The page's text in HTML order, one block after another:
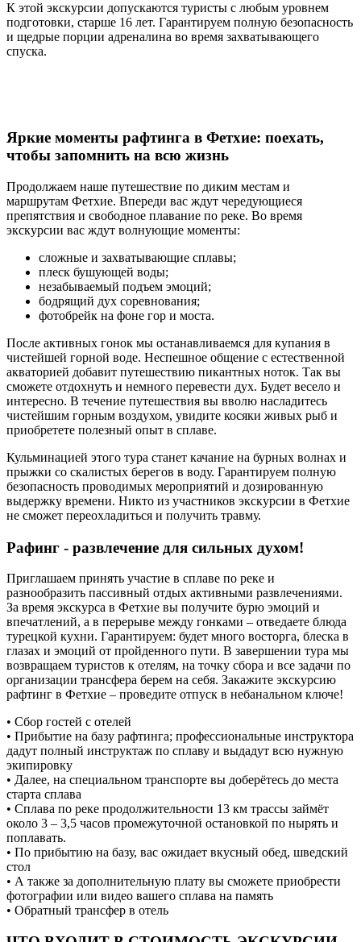
К этой экскурсии допускаются туристы с любым уровнем
подготовки, старше 16 лет. Гарантируем полную безопасность
и щедрые порции адреналина во время захватывающего
спуска.
Яркие моменты рафтинга в Фетхие: поехать,
чтобы запомнить на всю жизнь
Продолжаем наше путешествие по диким местам и
маршрутам Фетхие. Впереди вас ждут чередующиеся
препятствия и свободное плавание по реке. Во время
экскурсии вас ждут волнующие моменты:
сложные и захватывающие сплавы;
плеск бушующей воды;
незабываемый подъем эмоций;
бодрящий дух соревнования;
фотобрейк на фоне гор и моста.
После активных гонок мы останавливаемся для купания в
чистейшей горной воде. Неспешное общение с естественной
акваторией добавит путешествию пикантных ноток. Так вы
сможете отдохнуть и немного перевести дух. Будет весело и
интересно. В течение путешествия вы вволю насладитесь
чистейшим горным воздухом, увидите косяки живых рыб и
приобретете полезный опыт в сплаве.
Кульминацией этого тура станет качание на бурных волнах и
прыжки со скалистых берегов в воду. Гарантируем полную
безопасность проводимых мероприятий и дозированную
выдержку времени. Никто из участников экскурсии в Фетхие
не сможет переохладиться и получить травму.
Рафинг ‑ развлечение для сильных духом!
Приглашаем принять участие в сплаве по реке и
разнообразить пассивный отдых активными развлечениями.
За время экскурса в Фетхие вы получите бурю эмоций и
впечатлений, а в перерыве между гонками – отведаете блюда
турецкой кухни. Гарантируем: будет много восторга, блеска в
глазах и эмоций от пройденного пути. В завершении тура мы
возвращаем туристов к отелям, на точку сбора и все задачи по
организации трансфера берем на себя. Закажите экскурсию
рафтинг в Фетхие – проведите отпуск в небанальном ключе!
• Сбор гостей с отелей
• Прибытие на базу рафтинга; профессиональные инструктора
дадут полный инструктаж по сплаву и выдадут всю нужную
экипировку
• Далее, на специальном транспорте вы доберётесь до места
старта сплава
• Сплава по реке продолжительности 13 км трассы займёт
около 3 – 3,5 часов промежуточной остановкой по нырять и
поплавать.
• По прибытию на базу, вас ожидает вкусный обед, шведский
стол
• А также за дополнительную плату вы сможете приобрести
фотографии или видео вашего сплава на память
• Обратный трансфер в отель